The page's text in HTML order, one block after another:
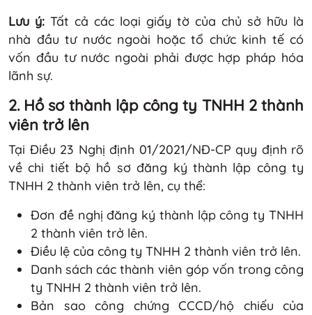
Lưu ý: Tất cả các loại giấy tờ của chủ sở hữu là
nhà đầu tư nước ngoài hoặc tổ chức kinh tế có
vốn đầu tư nước ngoài phải được hợp pháp hóa
lãnh sự.
2. Hồ sơ thành lập công ty TNHH 2 thành
viên trở lên
Tại Điều 23 Nghị định 01/2021/NĐ-CP quy định rõ
về chi tiết bộ hồ sơ đăng ký thành lập công ty
TNHH 2 thành viên trở lên, cụ thể:
Đơn đề nghị đăng ký thành lập công ty TNHH
2 thành viên trở lên.
Điều lệ của công ty TNHH 2 thành viên trở lên.
Danh sách các thành viên góp vốn trong công
ty TNHH 2 thành viên trở lên.
Bản sao công chứng CCCD/hộ chiếu của